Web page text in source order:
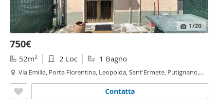
1/20
750€
52m2 2 Loc 1 Bagno
Via Emilia, Porta Fiorentina, Leopolda, Sant'Ermete, Putignano,
Contatta